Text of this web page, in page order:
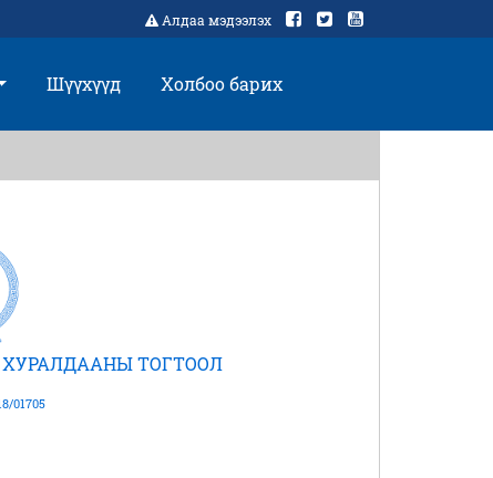
Алдаа мэдээлэх
Шүүхүүд Холбоо барих
ТОГТООЛ
01705